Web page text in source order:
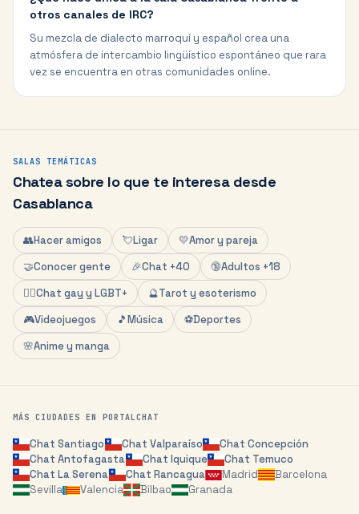
otros canales de IRC?
Su mezcla de dialecto marroquí y español crea una
atmósfera de intercambio lingüístico espontáneo que rara
vez se encuentra en otras comunidades online.
SALAS TEMÁTICAS
Chatea sobre lo que te interesa desde
Casablanca
👥Hacer amigos 💘Ligar 💛Amor y pareja
🤝Conocer gente 🎉Chat +40 🔞Adultos +18
🏳️‍🌈Chat gay y LGBT+ 🔮Tarot y esoterismo
🎮Videojuegos 🎵Música ⚽Deportes
🌸Anime y manga
MÁS CIUDADES EN PORTALCHAT
ChatSantiago Chat Valparaíso Chat Concepción
ChatAntofagasta Chat Iquique Chat Temuco
ChatLa Serena Chat Rancagua Madrid
Barcelona
Sevilla
Valencia Bilbao Granada